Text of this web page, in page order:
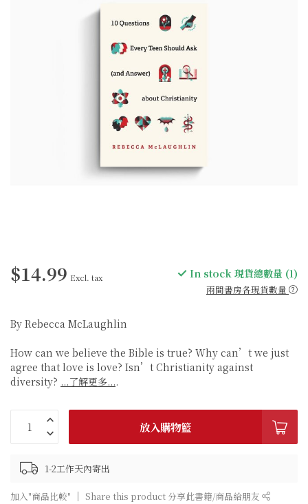
$14.99 Excl. tax In stock 現貨總數量 (1)
兩間書房各現貨數量
By Rebecca McLaughlin
How can we believe the Bible is true? Why can’t we just
agree that love is love? Isn’t Christianity against
diversity? ...了解更多....
放入購物籃
1-2工作天內寄出
加入"商品比較" Share this product 分享此書籍/商品給朋友